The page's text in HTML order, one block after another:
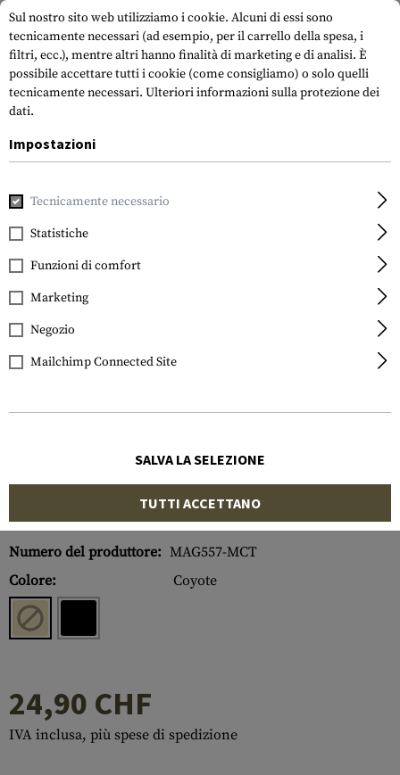
Magpul
PMAG 30 Gen M3
Numero di articolo:
10294430100
Numero del produttore: MAG557-MCT
Colore:
Coyote
24,90 CHF
IVA inclusa, più spese di spedizione
Sul nostro sito web utilizziamo i cookie. Alcuni di essi sono
tecnicamente necessari (ad esempio, per il carrello della spesa, i
filtri, ecc.), mentre altri hanno finalità di marketing e di analisi. È
possibile accettare tutti i cookie (come consigliamo) o solo quelli
tecnicamente necessari. Ulteriori informazioni sulla protezione dei
dati.
Impostazioni
Tecnicamente necessario
Statistiche
Funzioni di comfort
Marketing
Negozio
Mailchimp Connected Site
SALVA LA SELEZIONE
TUTTI ACCETTANO